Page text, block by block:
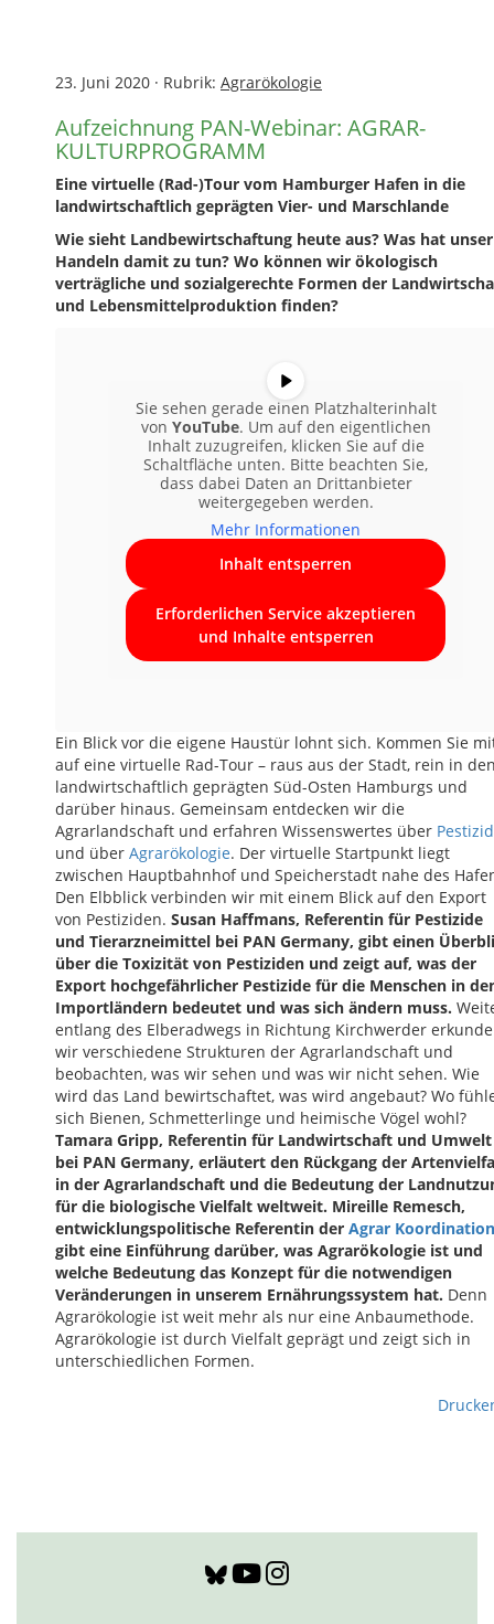
23. Juni 2020 · Rubrik: Agrarökologie
Aufzeichnung PAN-Webinar: AGRAR-
KULTURPROGRAMM
Eine virtuelle (Rad-)Tour vom Hamburger Hafen in die
landwirtschaftlich geprägten Vier- und Marschlande
Wie sieht Landbewirtschaftung heute aus? Was hat unser
Handeln damit zu tun? Wo können wir ökologisch
verträgliche und sozialgerechte Formen der
und Lebensmittelproduktion finden?
Sie sehen gerade einen Platzhalterinhalt
von YouTube. Um auf den eigentlichen
Inhalt zuzugreifen, klicken Sie auf die
Schaltfläche unten. Bitte beachten Sie,
dass dabei Daten an Drittanbieter
weitergegeben werden.
Mehr Informationen
Inhalt entsperren
Erforderlichen Service akzeptieren
und Inhalte entsperren
Ein Blick vor die eigene Haustür lohnt sich. Kommen Sie
auf eine virtuelle Rad-Tour – raus aus der Stadt, rein in
landwirtschaftlich geprägten Süd-Osten Hamburgs und
darüber hinaus. Gemeinsam entdecken wir die
Agrarlandschaft und erfahren Wissenswertes über
und über Agrarökologie. Der virtuelle Startpunkt liegt
zwischen Hauptbahnhof und Speicherstadt nahe des
Den Elbblick verbinden wir mit einem Blick auf den Export
von Pestiziden. Susan Haffmans, Referentin für Pestizide
und Tierarzneimittel bei PAN Germany, gibt einen
über die Toxizität von Pestiziden und zeigt auf, was der
Export hochgefährlicher Pestizide für die Menschen in
Importländern bedeutet und was sich ändern muss.
entlang des Elberadwegs in Richtung Kirchwerder
wir verschiedene Strukturen der Agrarlandschaft und
beobachten, was wir sehen und was wir nicht sehen. Wie
wird das Land bewirtschaftet, was wird angebaut? Wo
sich Bienen, Schmetterlinge und heimische Vögel wohl?
Tamara Gripp, Referentin für Landwirtschaft und Umwelt
bei PAN Germany, erläutert den Rückgang der
in der Agrarlandschaft und die Bedeutung der
für die biologische Vielfalt weltweit. Mireille Remesch,
entwicklungspolitische Referentin der Agrar Koordination
gibt eine Einführung darüber, was Agrarökologie ist und
welche Bedeutung das Konzept für die notwendigen
Veränderungen in unserem Ernährungssystem hat. Denn
Agrarökologie ist weit mehr als nur eine Anbaumethode.
Agrarökologie ist durch Vielfalt geprägt und zeigt sich in
unterschiedlichen Formen.